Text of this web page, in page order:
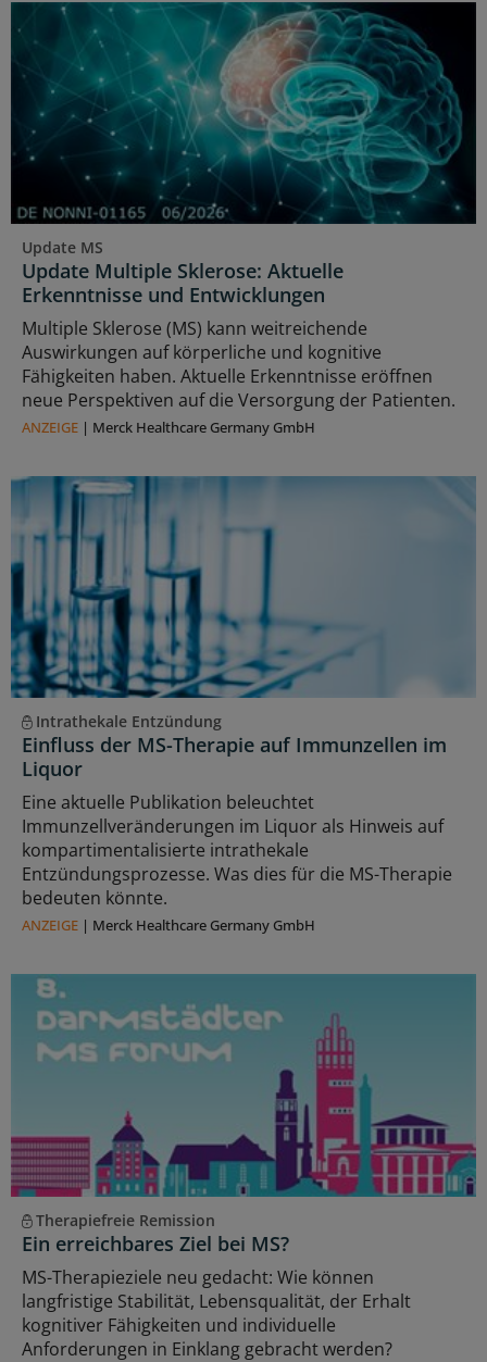
Update MS
Update Multiple Sklerose: Aktuelle
Erkenntnisse und Entwicklungen
Multiple Sklerose (MS) kann weitreichende
Auswirkungen auf körperliche und kognitive
Fähigkeiten haben. Aktuelle Erkenntnisse eröffnen
neue Perspektiven auf die Versorgung der Patienten.
ANZEIGE | Merck Healthcare Germany GmbH
Intrathekale Entzündung
Einfluss der MS-Therapie auf Immunzellen im
Liquor
Eine aktuelle Publikation beleuchtet
Immunzellveränderungen im Liquor als Hinweis auf
kompartimentalisierte intrathekale
Entzündungsprozesse. Was dies für die MS-Therapie
bedeuten könnte.
ANZEIGE | Merck Healthcare Germany GmbH
Therapiefreie Remission
Ein erreichbares Ziel bei MS?
MS-Therapieziele neu gedacht: Wie können
langfristige Stabilität, Lebensqualität, der Erhalt
kognitiver Fähigkeiten und individuelle
Anforderungen in Einklang gebracht werden?